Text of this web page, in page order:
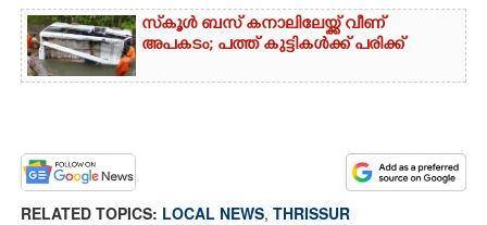
സ്‌കൂൾ ബസ് കനാലിലേയ്ക്ക് വീണ്
അപകടം; പത്ത് കുട്ടികൾക്ക് പരിക്ക്
RELATED TOPICS: LOCAL NEWS, THRISSUR